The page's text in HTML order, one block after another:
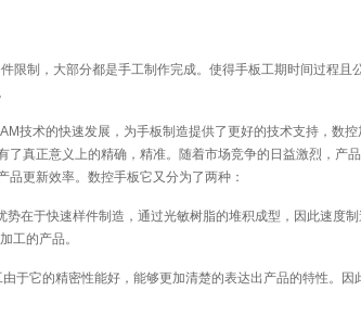
限制，大部分都是手工制作完成。使得手板工期时间过程且
技术的快速发展，为手板制造提供了更好的技术支持，数
了真正意义上的精确，精准。随着市场竞争的日益激烈，产
更新效率。数控手板它又分为了两种：
在于快速样件制造，通过光敏树脂的堆积成型，因此速度
工的产品。
于它的精密性能好，能够更加清楚的表达出产品的特性。因